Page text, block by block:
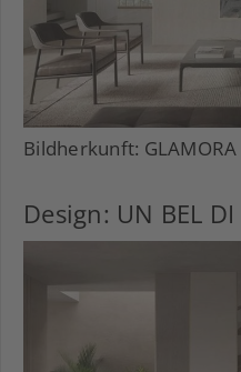
Bildherkunft: GLAMORA
Design: UN BEL DI